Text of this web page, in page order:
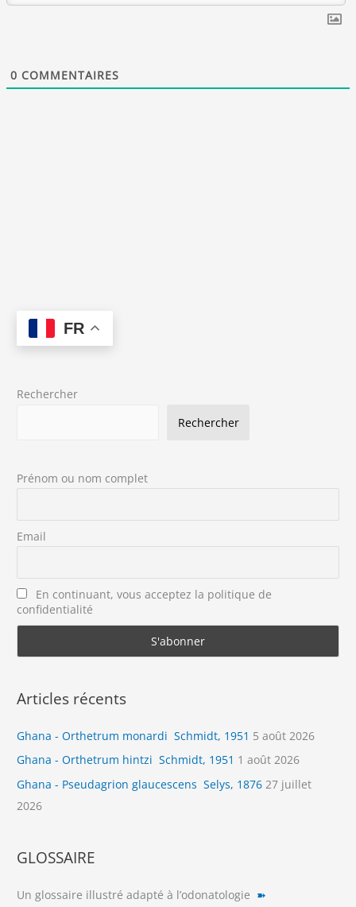
0 COMMENTAIRES
FR
Rechercher
Rechercher
Prénom ou nom complet
Email
En continuant, vous acceptez la politique de
confidentialité
Articles récents
Ghana - Orthetrum monardi Schmidt, 1951 5 août 2026
Ghana - Orthetrum hintzi Schmidt, 1951 1 août 2026
Ghana - Pseudagrion glaucescens Selys, 1876 27 juillet
2026
GLOSSAIRE
Un glossaire illustré adapté à l’odonatologie ➽